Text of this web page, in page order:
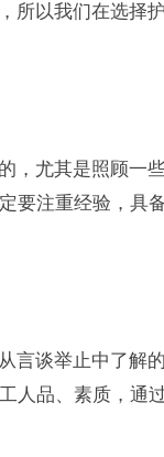
以我们在选择
尤其是照顾一
要注重经验，具
谈举止中了解
人品、素质，通